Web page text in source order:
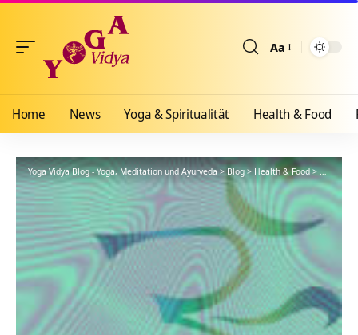
Aa
Home News Yoga & Spiritualität Health & Food
Yoga Vidya Blog - Yoga, Meditation und Ayurveda>Blog>Health & Food>